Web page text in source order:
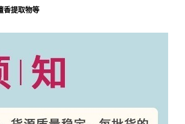
香提取物等